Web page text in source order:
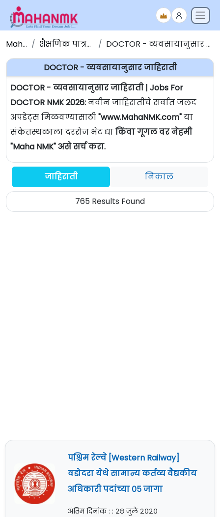
Maha NMK शैक्षणिक पात्रतेनुसार जाहिराती DOCTOR - व्यवसायानुसार जाहिराती | Jobs For DOCTOR
DOCTOR - व्यवसायानुसार जाहिराती
DOCTOR - व्यवसायानुसार जाहिराती | Jobs For
DOCTOR NMK 2026:नवीन जाहिरातींचे सर्वात जलद
अपडेट्स मिळवण्यासाठी"www.MahaNMK.com"या
संकेतस्थळाला दररोज भेट द्याकिंवा गूगल वर नेहमी
"Maha NMK" असे सर्च करा.
जाहिराती निकाल
765 Results Found
पश्चिम रेल्वे [Western Railway]
वडोदरा येथे सामान्य कर्तव्य वैद्यकीय
अधिकारी पदांच्या ०५ जागा
अंतिम दिनांक : : २८ जुलै २०२०